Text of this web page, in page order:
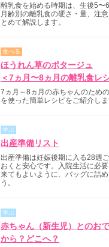
離乳食を始める時期は、生後5〜
月齢別の離乳食の硬さ・量、注
とめて解説します。
食べる
ほうれん草のポタージュ
＜7ヵ月〜8ヵ月の離乳食レ
7ヵ月～8ヵ月の赤ちゃんのため
を使った簡単レシピをご紹介しま
学ぶ
出産準備リスト
出産準備は妊娠後期に入る28週
おくと安心です。入院生活に必
来てもよいように、バッグに詰
う。
学ぶ
赤ちゃん（新生児）とのお
から？どこへ？